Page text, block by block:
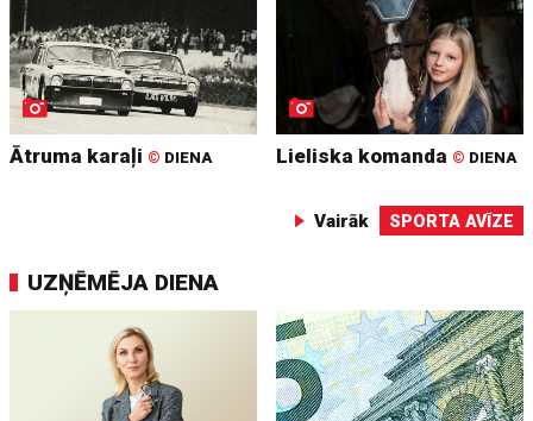
Ātruma karaļi © DIENA Lieliska komanda © DIENA
Vairāk SPORTA AVĪZE
UZŅĒMĒJA DIENA